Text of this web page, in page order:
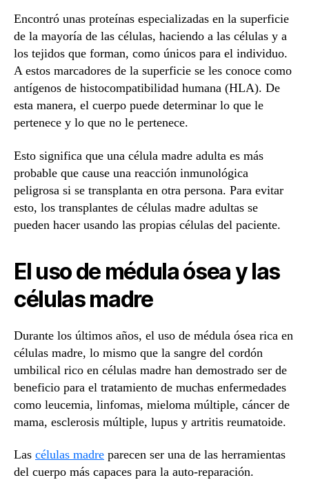
Encontró unas proteínas especializadas en la superficie
de la mayoría de las células, haciendo a las células y a
los tejidos que forman, como únicos para el individuo.
A estos marcadores de la superficie se les conoce como
antígenos de histocompatibilidad humana (HLA). De
esta manera, el cuerpo puede determinar lo que le
pertenece y lo que no le pertenece.
Esto significa que una célula madre adulta es más
probable que cause una reacción inmunológica
peligrosa si se transplanta en otra persona. Para evitar
esto, los transplantes de células madre adultas se
pueden hacer usando las propias células del paciente.
El uso de médula ósea y las
células madre
Durante los últimos años, el uso de médula ósea rica en
células madre, lo mismo que la sangre del cordón
umbilical rico en células madre han demostrado ser de
beneficio para el tratamiento de muchas enfermedades
como leucemia, linfomas, mieloma múltiple, cáncer de
mama, esclerosis múltiple, lupus y artritis reumatoide.
Las células madre parecen ser una de las herramientas
del cuerpo más capaces para la auto-reparación.